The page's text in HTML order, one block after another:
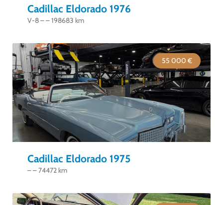
Cadillac Eldorado 1976
V-8 – – 198683 km
55 000 €
Cadillac Eldorado 1975
– – 74472 km